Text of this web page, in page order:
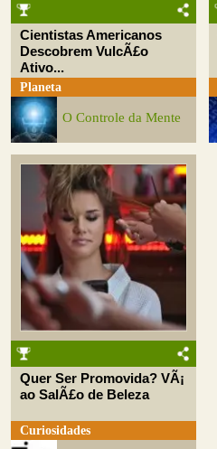
Cientistas Americanos
Descobrem VulcÃ£o
Ativo...
Planeta
O Controle da Mente
Quer Ser Promovida? VÃ¡
ao SalÃ£o de Beleza
Curiosidades